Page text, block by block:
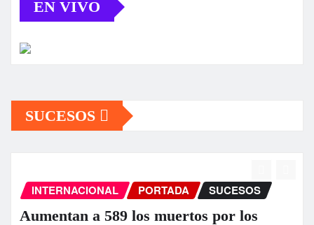
EN VIVO
SUCESOS
INTERNACIONAL PORTADA SUCESOS
Aumentan a 589 los muertos por los